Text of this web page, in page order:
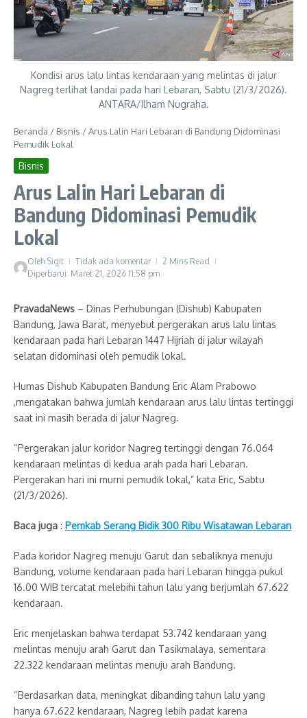
Kondisi arus lalu lintas kendaraan yang melintas di jalur
Nagreg terlihat landai pada hari Lebaran, Sabtu (21/3/2026).
ANTARA/Ilham Nugraha.
Beranda / Bisnis /Arus Lalin Hari Lebaran di Bandung Didominasi
Pemudik Lokal
Bisnis
Arus Lalin Hari Lebaran di
Bandung Didominasi Pemudik
Lokal
Oleh Sigit Tidak ada komentar
2 Mins Read
Diperbarui: Maret 21, 2026 11:58 pm
PravadaNews – Dinas Perhubungan (Dishub) Kabupaten
Bandung, Jawa Barat, menyebut pergerakan arus lalu lintas
kendaraan pada hari Lebaran 1447 Hijriah di jalur wilayah
selatan didominasi oleh pemudik lokal.
Humas Dishub Kabupaten Bandung Eric Alam Prabowo
,mengatakan bahwa jumlah kendaraan arus lalu lintas tertinggi
saat ini masih berada di jalur Nagreg.
“Pergerakan jalur koridor Nagreg tertinggi dengan 76.064
kendaraan melintas di kedua arah pada hari Lebaran.
Pergerakan hari ini murni pemudik lokal,” kata Eric, Sabtu
(21/3/2026).
Baca juga : Pemkab Serang Bidik 300 Ribu Wisatawan Lebaran
Pada koridor Nagreg menuju Garut dan sebaliknya menuju
Bandung, volume kendaraan pada hari Lebaran hingga pukul
16.00 WIB tercatat melebihi tahun lalu yang berjumlah 67.622
kendaraan.
Eric menjelaskan bahwa terdapat 53.742 kendaraan yang
melintas menuju arah Garut dan Tasikmalaya, sementara
22.322 kendaraan melintas menuju arah Bandung.
“Berdasarkan data, meningkat dibanding tahun lalu yang
hanya 67.622 kendaraan, Nagreg lebih padat karena